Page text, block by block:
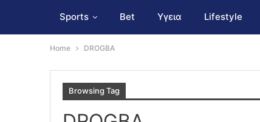
Sports Bet Υγεια Lifestyle
Home DROGBA
Browsing Tag